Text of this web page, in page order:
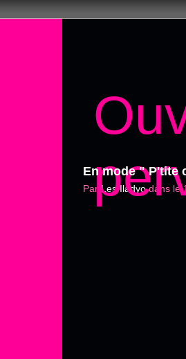
En mode " P'tite
Par Les Iladyodans le